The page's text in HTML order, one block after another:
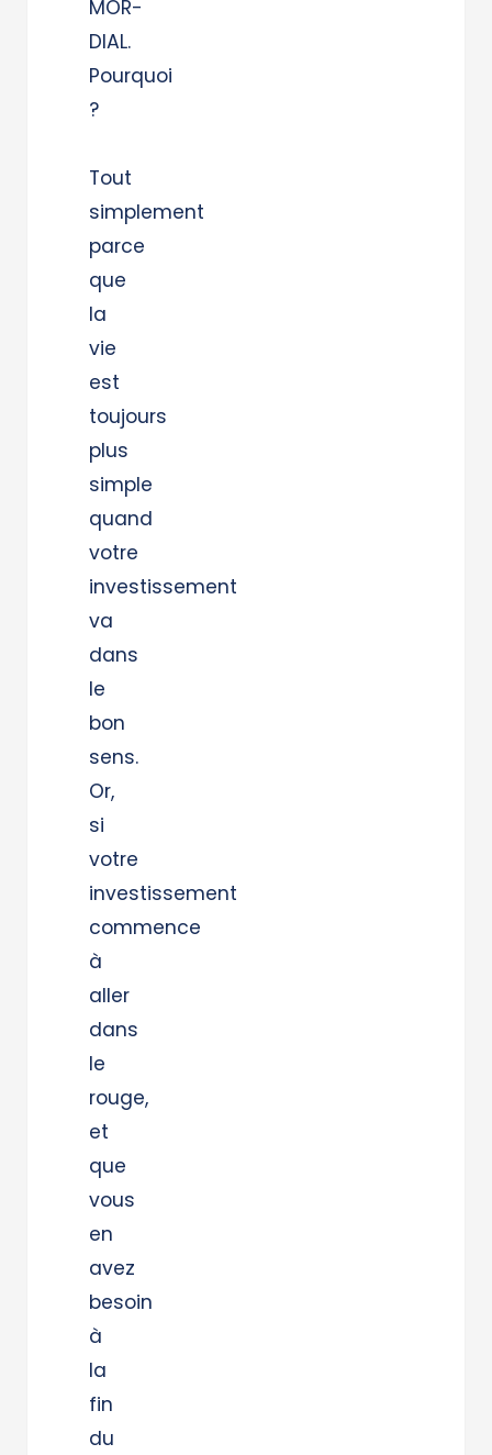
MOR-
DIAL.
Pourquoi
?
Tout
simplement
parce
que
la
vie
est
toujours
plus
simple
quand
votre
investissement
va
dans
le
bon
sens.
Or,
si
votre
investissement
commence
à
aller
dans
le
rouge,
et
que
vous
en
avez
besoin
à
la
fin
du